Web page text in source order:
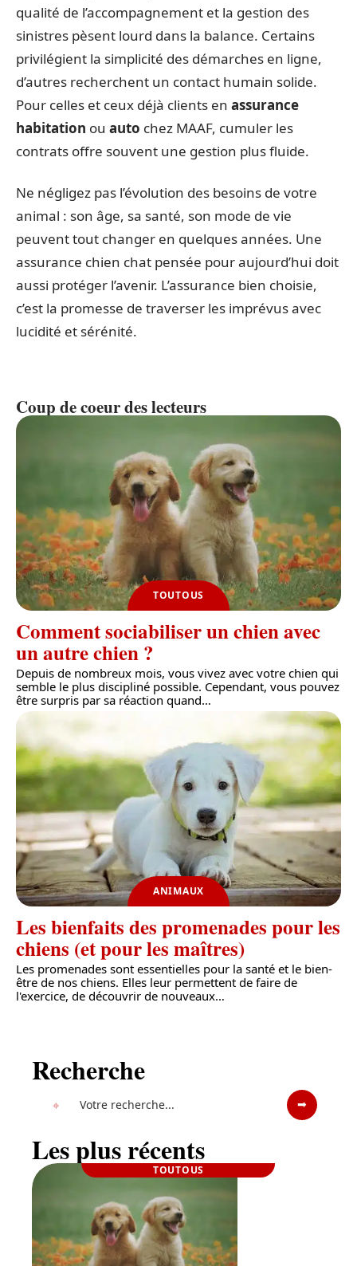
qualité de l’accompagnement et la gestion des
sinistres pèsent lourd dans la balance. Certains
privilégient la simplicité des démarches en ligne,
d’autres recherchent un contact humain solide.
Pour celles et ceux déjà clients en assurance
habitation ou auto chez MAAF, cumuler les
contrats offre souvent une gestion plus fluide.
Ne négligez pas l’évolution des besoins de votre
animal : son âge, sa santé, son mode de vie
peuvent tout changer en quelques années. Une
assurance chien chat pensée pour aujourd’hui doit
aussi protéger l’avenir. L’assurance bien choisie,
c’est la promesse de traverser les imprévus avec
lucidité et sérénité.
Coup de coeur des lecteurs
TOUTOUS
Comment sociabiliser un chien avec
un autre chien ?
Depuis de nombreux mois, vous vivez avec votre chien qui
semble le plus discipliné possible. Cependant, vous pouvez
être surpris par sa réaction quand…
ANIMAUX
Les bienfaits des promenades pour les
chiens (et pour les maîtres)
Les promenades sont essentielles pour la santé et le bien-
être de nos chiens. Elles leur permettent de faire de
l'exercice, de découvrir de nouveaux…
Recherche
Les plus récents
TOUTOUS